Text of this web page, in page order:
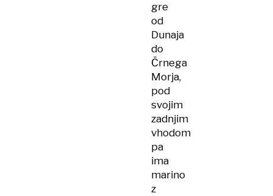
gre
od
Dunaja
do
Črnega
Morja,
pod
svojim
zadnjim
vhodom
pa
ima
marino
z